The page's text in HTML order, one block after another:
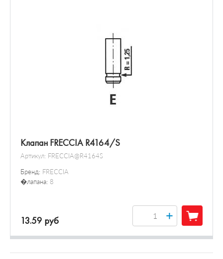
Клапан FRECCIA R4164/S
Артикул: FRECCIA@R4164S
Бренд: FRECCIA
�лапана: 8
13.59 руб +